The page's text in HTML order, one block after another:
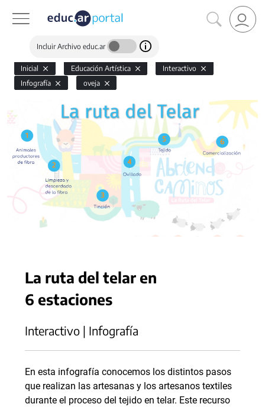
Incluir Archivo educ.ar
Inicial Educación Artística
Interactivo
Infografía
oveja
La ruta del telar en
6 estaciones
Interactivo | Infografía
En esta infografía conocemos los distintos pasos
que realizan las artesanas y los artesanos textiles
durante el proceso del tejido en telar. Este recurso